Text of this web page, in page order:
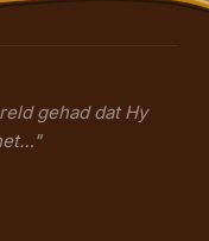
gehad dat Hy